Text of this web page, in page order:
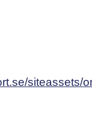
siteassets/